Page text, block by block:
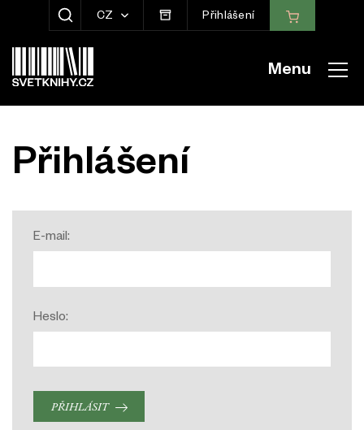
ZOBRAZIT HLEDÁNÍ
CZ Přihlášení
Menu
Přihlášení
E-mail:
Heslo:
PŘIHLÁSIT